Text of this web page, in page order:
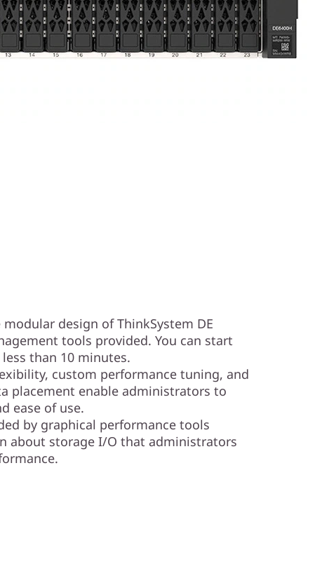
design of ThinkSystem DE
tools provided. You can start
than 10 minutes.
custom performance tuning, and
placement enable administrators to
ease of use.
by graphical performance tools
about storage I/O that administrators